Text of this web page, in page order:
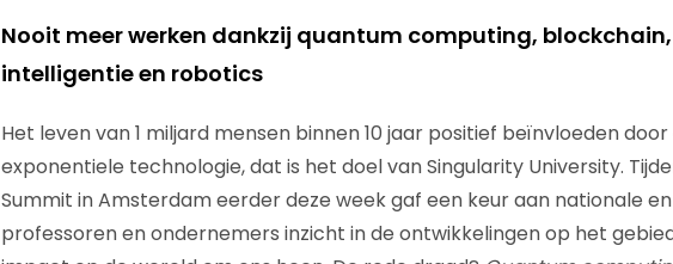
Nooit meer werken dankzij quantum computing,
intelligentie en robotics
Het leven van 1 miljard mensen binnen 10 jaar positief beïnvloeden
exponentiele technologie, dat is het doel van Singularity University.
Summit in Amsterdam eerder deze week gaf een keur aan nationale
professoren en ondernemers inzicht in de ontwikkelingen op het